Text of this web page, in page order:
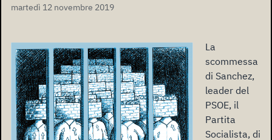
martedì 12 novembre 2019
La
scommessa
di Sanchez,
leader del
PSOE, il
Partita
Socialista, di